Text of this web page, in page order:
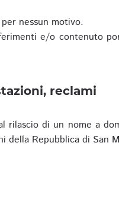
nessun motivo.
e/o contenuto
reclami
di un nome a
della Repubblica di